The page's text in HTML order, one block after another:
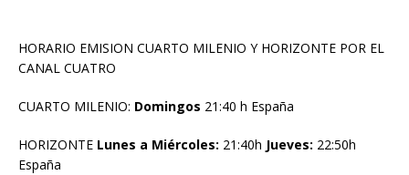
HORARIO EMISION CUARTO MILENIO Y HORIZONTE POR EL
CANAL CUATRO
CUARTO MILENIO: Domingos 21:40 h España
HORIZONTE Lunes a Miércoles: 21:40h Jueves: 22:50h
España